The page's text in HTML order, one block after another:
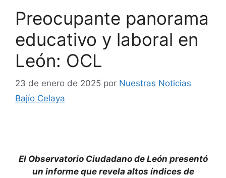
Preocupante panorama
educativo y laboral en
León: OCL
23 de enero de 2025 por Nuestras Noticias
Bajío Celaya
El Observatorio Ciudadano de León presentó
un informe que revela altos índices de